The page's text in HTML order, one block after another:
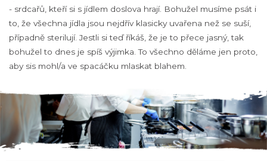
- srdcařů, kteří si s jídlem doslova hrají. Bohužel musíme psát i
to, že všechna jídla jsou nejdřív klasicky uvařena než se suší,
případně sterilují. Jestli si teď říkáš, že je to přece jasný, tak
bohužel to dnes je spíš výjimka. To všechno děláme jen proto,
aby sis mohl/a ve spacáčku mlaskat blahem.